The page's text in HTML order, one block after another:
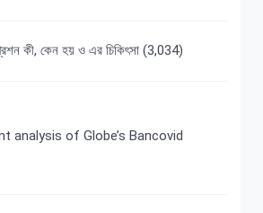
কী, কেন হয় ও এর চিকিৎসা (3,034)
analysis of Globe’s Bancovid